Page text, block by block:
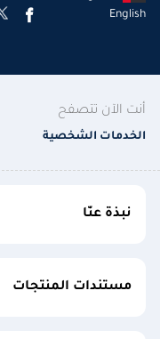
English
أنت الآن تتصفح
الخدمات الشخصية
نبذة عنّا
مستندات المنتجات